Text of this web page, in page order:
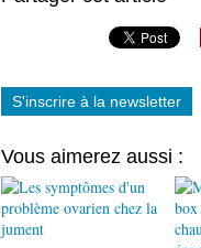
S'inscrire à la newsletter
Vous aimerez aussi :